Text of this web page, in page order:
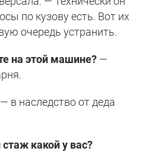
по кузову есть. Вот их
очередь устранить.
на этой машине? —
в наследство от деда
какой у вас?